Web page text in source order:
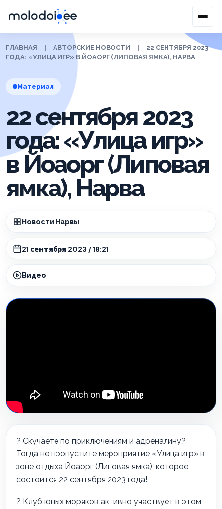
ГЛАВНАЯ АВТОРСКИЕ НОВОСТИ
22 СЕНТЯБРЯ 2023
ГОДА: «УЛИЦА ИГР» В ЙОАОРГ (ЛИПОВАЯ ЯМКА), НАРВА
Материал
22 сентября 2023
года: «Улица игр»
в Йоаорг (Липовая
ямка), Нарва
Новости Нарвы
21 сентября 2023 / 18:21
Видео
? Скучаете по приключениям и адреналину?
Тогда не пропустите мероприятие «Улица игр» в
зоне отдыха Йоаорг (Липовая ямка), которое
состоится 22 сентября 2023 года!
? Клуб юных моряков активно участвует в этом